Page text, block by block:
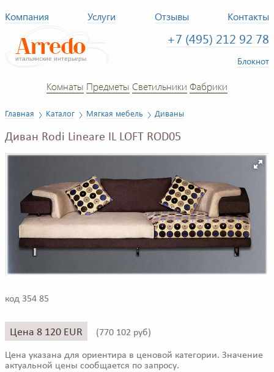
Компания Услуги Отзывы Контакты
+7 (495) 212 92 78
Блокнот
Комнаты Предметы Светильники Фабрики
Главная Каталог Мягкая мебель Диваны
Диван Rodi Lineare IL LOFT ROD05
код 354 85
Цена 8 120 EUR (770 102 руб)
Цена указана для ориентира в ценовой категории. Значение
актуальной цены сообщается по запросу.